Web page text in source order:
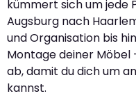
kümmert sich um jede
Augsburg nach
und Organisation bis
Montage deiner Möbel
ab, damit du dich um
kannst.